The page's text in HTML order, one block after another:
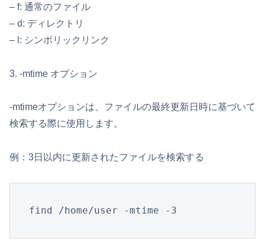
– f: 通常のファイル
– d: ディレクトリ
– l: シンボリックリンク
3. -mtime オプション
-mtimeオプションは、ファイルの最終更新日時に基づいて
検索する際に使用します。
例：3日以内に更新されたファイルを検索する
find /home/user -mtime -3